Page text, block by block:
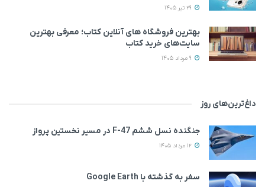
29 تیر 1405
بهترین فروشگاه های آنلاین کتاب؛ معرفی بهترین
سایت‌های خرید کتاب
9 مرداد 1405
داغ‌ترین‌های روز
جنگنده نسل ششم F-47 در مسیر نخستین پرواز
12 مرداد 1405
سفر به گذشته با Google Earth